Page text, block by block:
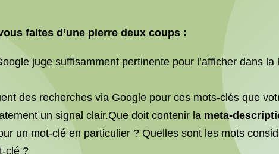
faites d’une pierre deux coups :
juge suffisamment pertinente pour l’afficher dans
des recherches via Google pour ces mots-clés que
un signal clair.Que doit contenir la meta-
un mot-clé en particulier ? Quelles sont les mots
clé ?